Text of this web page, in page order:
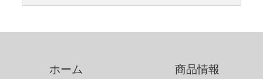
ホーム 商品情報